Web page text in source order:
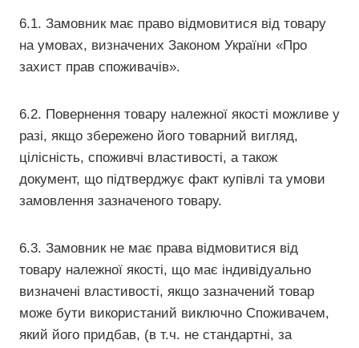
6.1. Замовник має право відмовитися від товару
на умовах, визначених Законом України «Про
захист прав споживачів».
6.2. Повернення товару належної якості можливе у
разі, якщо збережено його товарний вигляд,
цілісність, споживчі властивості, а також
документ, що підтверджує факт купівлі та умови
замовлення зазначеного товару.
6.3. Замовник не має права відмовитися від
товару належної якості, що має індивідуально
визначені властивості, якщо зазначений товар
може бути використаний виключно Споживачем,
який його придбав, (в т.ч. не стандартні, за